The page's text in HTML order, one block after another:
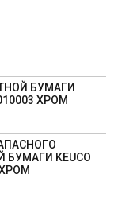
БУМАГИ
ХРОМ
KEUCO
ХРОМ